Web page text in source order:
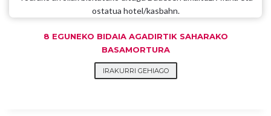
8 EGUNEKO BIDAIA AGADIRTIK SAHARAKO
BASAMORTURA
IRAKURRI GEHIAGO